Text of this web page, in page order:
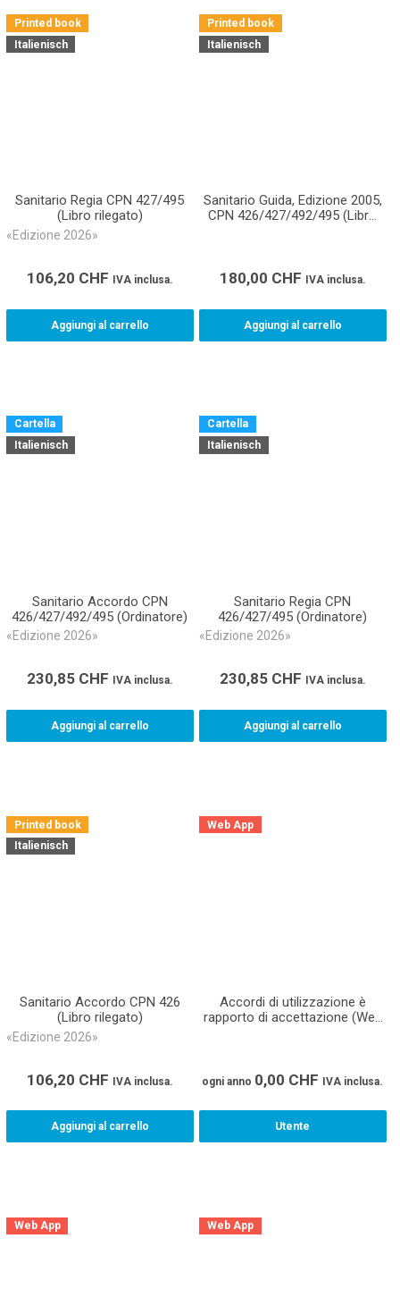
Printed book
Italienisch
Sanitario Regia CPN 427/495
(Libro rilegato)
«Edizione 2026»
106,20 CHF IVA inclusa.
Aggiungi al carrello
Printed book
Italienisch
Sanitario Guida, Edizione 2005,
CPN 426/427/492/495 (Libro
180,00 CHF IVA inclusa.
Aggiungi al carrello
Cartella
Italienisch
Sanitario Accordo CPN
426/427/492/495 (Ordinatore)
«Edizione 2026»
230,85 CHF IVA inclusa.
Aggiungi al carrello
Cartella
Italienisch
Sanitario Regia CPN
426/427/495 (Ordinatore)
«Edizione 2026»
230,85 CHF IVA inclusa.
Aggiungi al carrello
Printed book
Italienisch
Sanitario Accordo CPN 426
(Libro rilegato)
«Edizione 2026»
106,20 CHF IVA inclusa.
Aggiungi al carrello
Web App
Accordi di utilizzazione è
rapporto di accettazione (Web
ogni anno 0,00 CHF IVA inclusa.
Utente
Web App Web App